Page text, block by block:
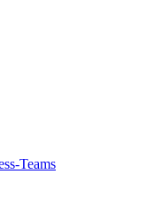
Teams